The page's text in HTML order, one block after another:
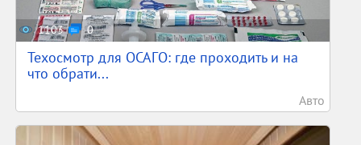
1103 0
Техосмотр для ОСАГО: где проходить и на
что обрати...
Авто